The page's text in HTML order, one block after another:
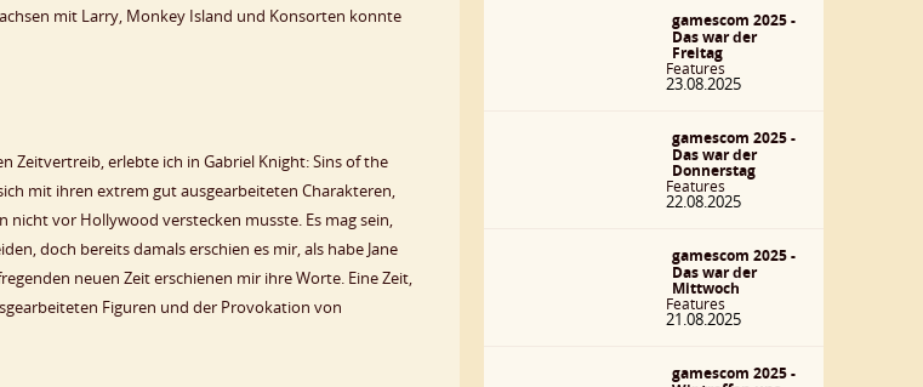
mit Larry, Monkey Island und Konsorten konnte
Zeitvertreib, erlebte ich in Gabriel Knight: Sins of the
mit ihren extrem gut ausgearbeiteten Charakteren,
vor Hollywood verstecken musste. Es mag sein,
doch bereits damals erschien es mir, als habe Jane
neuen Zeit erschienen mir ihre Worte. Eine Zeit,
Figuren und der Provokation von
gamescom 2025 -
Das war der
Freitag
Features
23.08.2025
gamescom 2025 -
Das war der
Donnerstag
Features
22.08.2025
gamescom 2025 -
Das war der
Mittwoch
Features
21.08.2025
gamescom 2025 -